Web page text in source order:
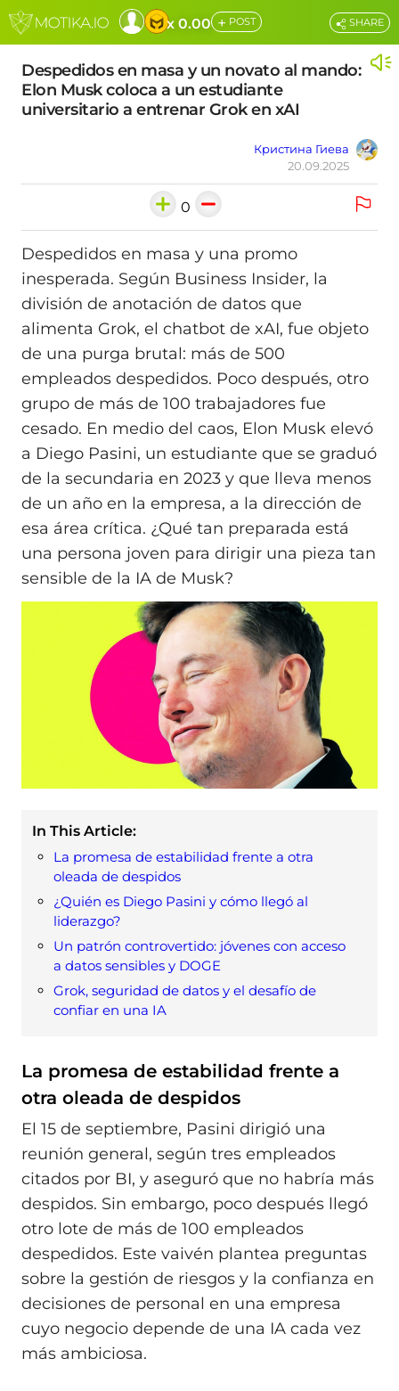
x 0.00 + POST
Despedidos en masa y un novato al mando:
Elon Musk coloca a un estudiante
universitario a entrenar Grok en xAI
Кристина Гиева
20.09.2025
SHARE
0
Despedidos en masa y una promo
inesperada. Según Business Insider, la
división de anotación de datos que
alimenta Grok, el chatbot de xAI, fue objeto
de una purga brutal: más de 500
empleados despedidos. Poco después, otro
grupo de más de 100 trabajadores fue
cesado. En medio del caos, Elon Musk elevó
a Diego Pasini, un estudiante que se graduó
de la secundaria en 2023 y que lleva menos
de un año en la empresa, a la dirección de
esa área crítica. ¿Qué tan preparada está
una persona joven para dirigir una pieza tan
sensible de la IA de Musk?
In This Article:
La promesa de estabilidad frente a otra
oleada de despidos
¿Quién es Diego Pasini y cómo llegó al
liderazgo?
Un patrón controvertido: jóvenes con acceso
a datos sensibles y DOGE
Grok, seguridad de datos y el desafío de
confiar en una IA
La promesa de estabilidad frente a
otra oleada de despidos
El 15 de septiembre, Pasini dirigió una
reunión general, según tres empleados
citados por BI, y aseguró que no habría más
despidos. Sin embargo, poco después llegó
otro lote de más de 100 empleados
despedidos. Este vaivén plantea preguntas
sobre la gestión de riesgos y la confianza en
decisiones de personal en una empresa
cuyo negocio depende de una IA cada vez
más ambiciosa.